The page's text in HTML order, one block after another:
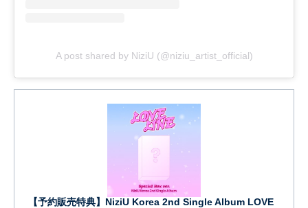
A post shared by NiziU (@niziu_artist_official)
【予約販売特典】NiziU Korea 2nd Single Album LOVE